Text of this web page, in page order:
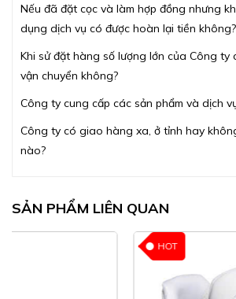
Nếu đã đặt cọc và làm hợp đồng nhưng
dụng dịch vụ có được hoàn lại tiền không?
Khi sử đặt hàng số lượng lớn của Công ty
vận chuyển không?
Công ty cung cấp các sản phẩm và dịch
Công ty có giao hàng xa, ở tỉnh hay
nào?
SẢN PHẨM LIÊN QUAN